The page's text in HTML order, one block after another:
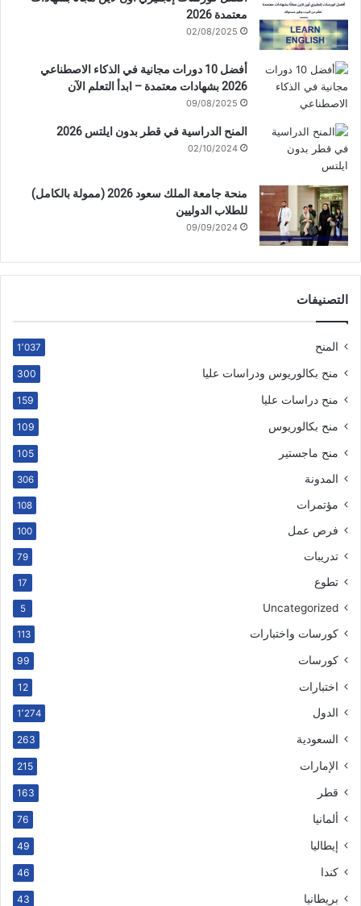
معتمدة 2026
02/08/2025
أفضل 10 دورات مجانية في الذكاء الاصطناعي
2026 بشهادات معتمدة – ابدأ التعلم الآن
09/08/2025
المنح الدراسية في قطر بدون ايلتس 2026
02/10/2024
منحة جامعة الملك سعود 2026 (ممولة بالكامل)
للطلاب الدوليين
09/09/2024
التصنيفات
المنح 1٬037
منح بكالوريوس ودراسات عليا 300
منح دراسات عليا 159
منح بكالوريوس 109
منح ماجستير 105
المدونة 306
مؤتمرات 108
فرص عمل 100
تدريبات 79
تطوع 17
Uncategorized
5
كورسات واختبارات 113
كورسات 99
اختبارات 12
الدول 1٬274
السعودية 263
الإمارات 215
قطر 163
ألمانيا 76
إيطاليا 49
كندا 46
بريطانيا 43